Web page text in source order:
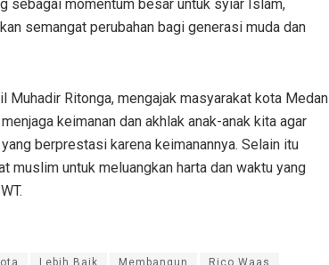
sebagai momentum besar untuk syiar Islam,
semangat perubahan bagi generasi muda dan
Muhadir Ritonga, mengajak masyarakat kota Medan
keimanan dan akhlak anak-anak kita agar
berprestasi karena keimanannya. Selain itu
muslim untuk meluangkan harta dan waktu yang